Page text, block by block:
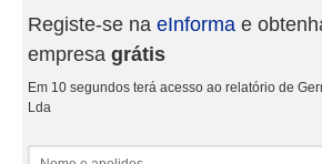
Registe-se na eInforma e
empresa grátis
Em 10 segundos terá acesso ao relatório de
Lda